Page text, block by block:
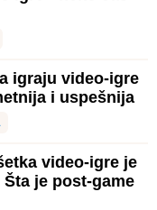
igraju video-igre
i uspešnija
video-igre je
je post-game